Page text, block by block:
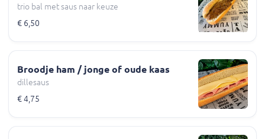
trio bal met saus naar keuze
€ 6,50
Broodje ham / jonge of oude kaas
dillesaus
€ 4,75